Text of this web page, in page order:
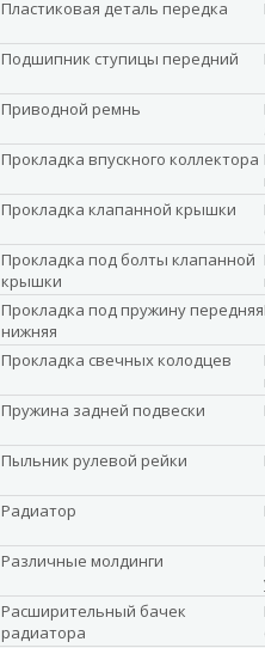
Пластиковая деталь передка
Подшипник ступицы передний
Приводной ремнь
Прокладка впускного коллектора
Прокладка клапанной крышки
Прокладка под болты клапанной
крышки
Прокладка под пружину передняя
нижняя
Прокладка свечных колодцев
Пружина задней подвески
Пыльник рулевой рейки
Радиатор
Различные молдинги
Расширительный бачек
радиатора